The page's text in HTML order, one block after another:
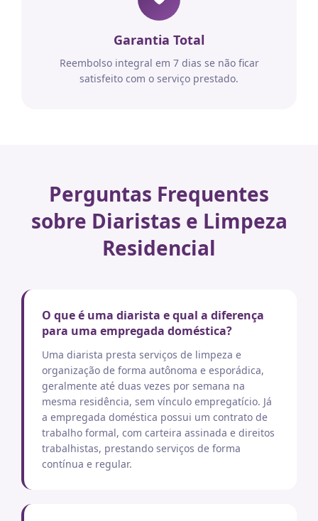
Garantia Total
Reembolso integral em 7 dias se não ficar
satisfeito com o serviço prestado.
Perguntas Frequentes
sobre Diaristas e Limpeza
Residencial
O que é uma diarista e qual a diferença
para uma empregada doméstica?
Uma diarista presta serviços de limpeza e
organização de forma autônoma e esporádica,
geralmente até duas vezes por semana na
mesma residência, sem vínculo empregatício. Já
a empregada doméstica possui um contrato de
trabalho formal, com carteira assinada e direitos
trabalhistas, prestando serviços de forma
contínua e regular.